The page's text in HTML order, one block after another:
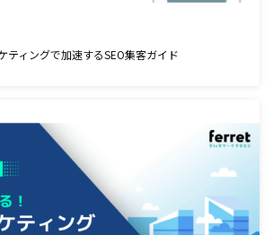
ティングで加速するSEO集客ガイド